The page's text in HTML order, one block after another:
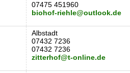
07475 451960
biohof-riehle@outlook.de
Albstadt
07432 7236
07432 7236
zitterhof@t-online.de